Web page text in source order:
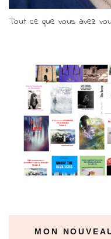
Tout ce que vous avez
MON